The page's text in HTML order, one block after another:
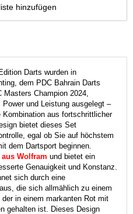
hinzufügen
Darts wurden in
dem PDC Bahrain Darts
Champion 2024,
und Leistung ausgelegt –
Kombination aus fortschrittlicher
bietet dieses Set
egal ob Sie auf höchstem
dem Dartsport beginnen.
aus Wolfram und bietet ein
Genauigkeit und Konstanz.
sich durch eine
die sich allmählich zu einem
in einem markanten Rot mit
gehalten ist. Dieses Design